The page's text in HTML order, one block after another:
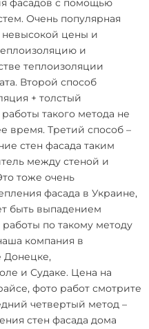
фасадов с помощью
Очень популярная
невысокой цены и
и
теплоизоляции
Второй способ
+ толстый
такого метода не
время. Третий способ –
стен фасада таким
между стеной и
тоже очень
фасада в Украине,
быть выпадением
по такому методу
компания в
Донецке,
и Судаке. Цена на
фото работ смотрите
четвертый метод –
стен фасада дома